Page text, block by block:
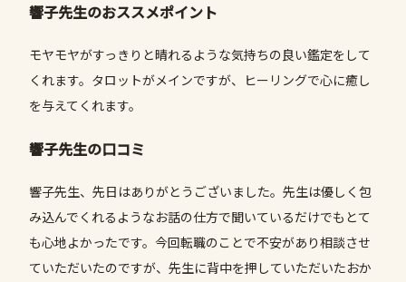
響子先生のおススメポイント
モヤモヤがすっきりと晴れるような気持ちの良い鑑定をして
くれます。タロットがメインですが、ヒーリングで心に癒し
を与えてくれます。
響子先生の口コミ
響子先生、先日はありがとうございました。先生は優しく包
み込んでくれるようなお話の仕方で聞いているだけでもとて
も心地よかったです。今回転職のことで不安があり相談させ
ていただいたのですが、先生に背中を押していただいたおか